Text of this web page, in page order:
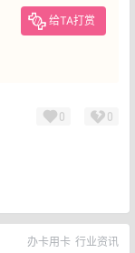
给TA打赏
0 0
办卡用卡 行业资讯